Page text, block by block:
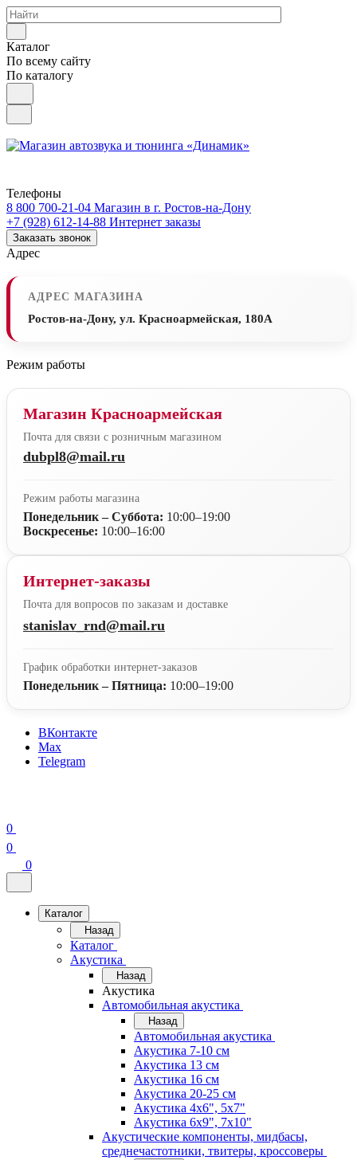
Каталог
По всему сайту
По каталогу
Телефоны
8 800 700-21-04 Магазин в г. Ростов-на-Дону
+7 (928) 612-14-88 Интернет заказы
Заказать звонок
Адрес
АДРЕС МАГАЗИНА
Ростов-на-Дону, ул. Красноармейская, 180А
Режим работы
Магазин Красноармейская
Почта для связи с розничным магазином
dubpl8@mail.ru
Режим работы магазина
Понедельник – Суббота: 10:00–19:00
Воскресенье: 10:00–16:00
Интернет-заказы
Почта для вопросов по заказам и доставке
stanislav_rnd@mail.ru
График обработки интернет-заказов
Понедельник – Пятница: 10:00–19:00
ВКонтакте
Max
Telegram
0
0
0
Каталог
Назад
Каталог
Акустика
Назад
Акустика
Автомобильная акустика
Назад
Автомобильная акустика
Акустика 7-10 см
Акустика 13 см
Акустика 16 см
Акустика 20-25 см
Акустика 4х6", 5х7"
Акустика 6х9", 7х10"
Акустические компоненты, мидбасы,
среднечастотники, твитеры, кроссоверы